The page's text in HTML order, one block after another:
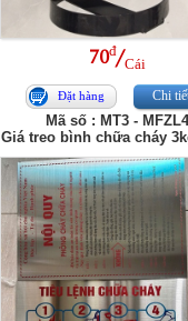
70đ/Cái
Đặt hàng Chi
Mã số : MT3 -
Giá treo bình chữa cháy